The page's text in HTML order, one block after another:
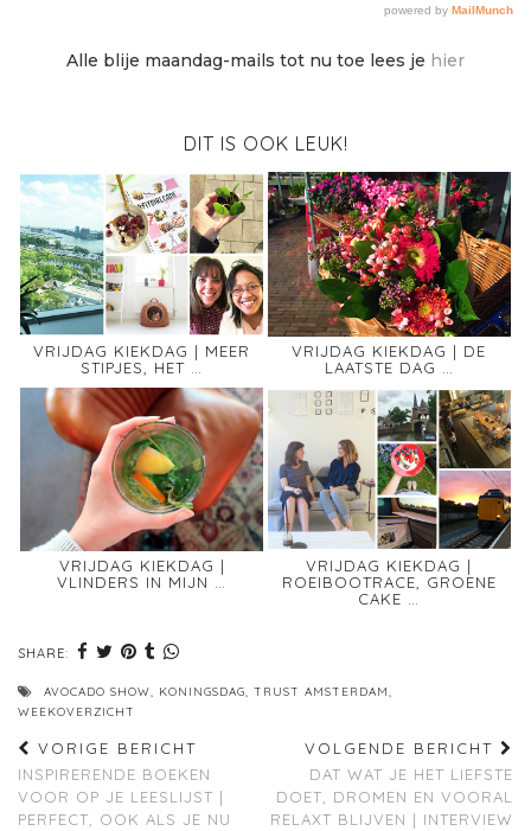
Alle blije maandag-mails tot nu toe lees je hier
DIT IS OOK LEUK!
VRIJDAG KIEKDAG | MEER
STIPJES, HET …
VRIJDAG KIEKDAG | DE
LAATSTE DAG …
VRIJDAG KIEKDAG |
VLINDERS IN MIJN …
VRIJDAG KIEKDAG |
ROEIBOOTRACE, GROENE
CAKE …
SHARE:
AVOCADO SHOW, KONINGSDAG, TRUST AMSTERDAM,
WEEKOVERZICHT
VORIGE BERICHT
INSPIRERENDE BOEKEN
VOOR OP JE LEESLIJST |
PERFECT, OOK ALS JE NU
VOLGENDE BERICHT
DAT WAT JE HET LIEFSTE
DOET, DROMEN EN VOORAL
RELAXT BLIJVEN | INTERVIEW